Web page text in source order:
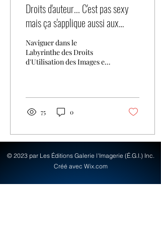
Droits d'auteur... C'est pas sexy
mais ça s'applique aussi aux
images
Naviguer dans le
Labyrinthe des Droits
d'Utilisation des Images et
75 0
© 2023 par Les Éditions Galerie l'Imagerie (É.G.I.) Inc.
Créé avec Wix.com